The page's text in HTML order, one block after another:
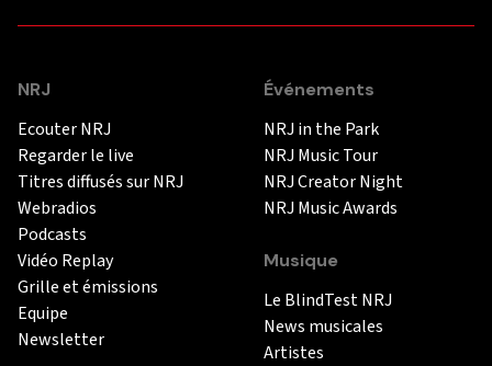
NRJ
Ecouter NRJ
Regarder le live
Titres diffusés sur NRJ
Webradios
Podcasts
Vidéo Replay
Grille et émissions
Equipe
Newsletter
Événements
NRJ in the Park
NRJ Music Tour
NRJ Creator Night
NRJ Music Awards
Musique
Le BlindTest NRJ
News musicales
Artistes